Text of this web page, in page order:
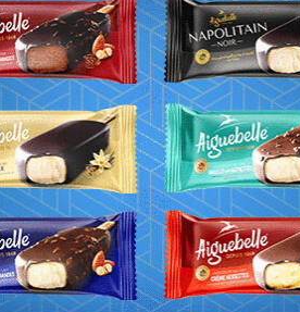
pour résorber les rappels qui
en garde, a déclaré mardi le
jugé pertinent. C'est
Saourou Sène, un
pour "le